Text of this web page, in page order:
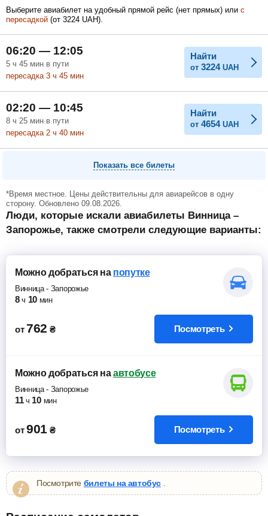
Выберите авиабилет на удобный прямой рейс (нет прямых) или с
пересадкой (от 3224 UAH).
06:20 — 12:05
5 ч 45 мин в пути
пересадка 3 ч 45 мин
Найти
от 3224 UAH
02:20 — 10:45
8 ч 25 мин в пути
пересадка 2 ч 40 мин
Найти
от 4654 UAH
Показать все билеты
*Время местное. Цены действительны для авиарейсов в одну
сторону. Обновлено 09.08.2026.
Люди, которые искали авиабилеты Винница –
Запорожье, также смотрели следующие варианты:
Можно добратьсяна попутке
Винница- Запорожье
8 ч 10 мин
от 762 ₴ Посмотреть
Можно добратьсяна автобусе
Винница- Запорожье
11 ч 10 мин
от 901 ₴ Посмотреть
Посмотрите билеты на автобус